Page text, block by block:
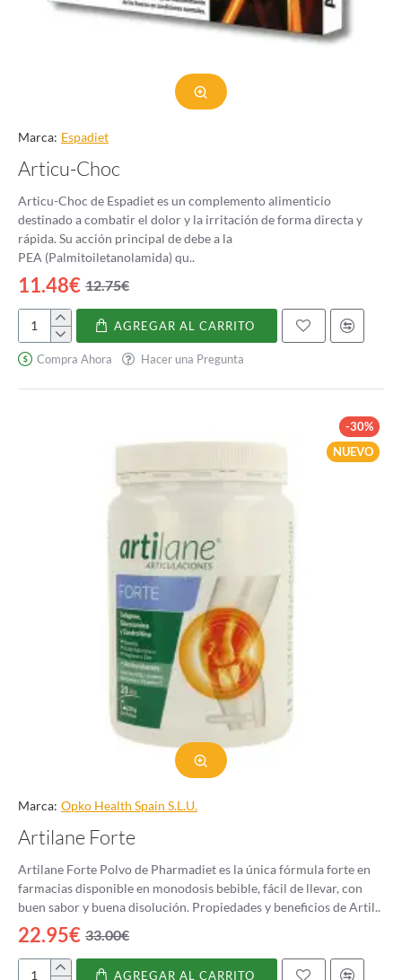
Marca: Espadiet
Articu-Choc
Articu-Choc de Espadiet es un complemento alimenticio
destinado a combatir el dolor y la irritación de forma directa y
rápida. Su acción principal de debe a la
PEA (Palmitoiletanolamida) qu..
11.48€ 12.75€
Articu-
Choc
AGREGAR AL CARRITO
Compra Ahora Hacer una Pregunta
NUEVO
-30%
Marca: Opko Health Spain S.L.U.
Artilane Forte
Artilane Forte Polvo de Pharmadiet es la única fórmula forte en
farmacias disponible en monodosis bebible, fácil de llevar, con
buen sabor y buena disolución. Propiedades y beneficios de Artil..
22.95€ 33.00€
AGREGAR AL CARRITO